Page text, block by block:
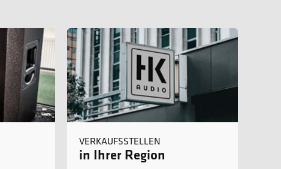
VERKAUFSSTELLEN
in Ihrer Region